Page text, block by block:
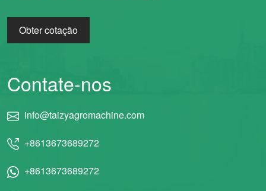
Obter cotação
Contate-nos
info@taizyagromachine.com
+8613673689272
+8613673689272